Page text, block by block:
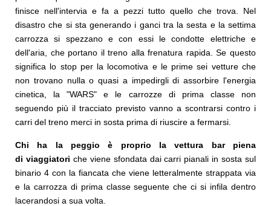
finisce nell'intervia e fa a pezzi tutto quello che trova. Nel
disastro che si sta generando i ganci tra la sesta e la settima
carrozza si spezzano e con essi le condotte elettriche e
dell'aria, che portano il treno alla frenatura rapida. Se questo
significa lo stop per la locomotiva e le prime sei vetture che
non trovano nulla o quasi a impedirgli di assorbire l'energia
cinetica, la "WARS" e le carrozze di prima classe non
seguendo più il tracciato previsto vanno a scontrarsi contro i
carri del treno merci in sosta prima di riuscire a fermarsi.
Chi ha la peggio è proprio la vettura bar piena
di viaggiatori che viene sfondata dai carri pianali in sosta sul
binario 4 con la fiancata che viene letteralmente strappata via
e la carrozza di prima classe seguente che ci si infila dentro
lacerandosi a sua volta.